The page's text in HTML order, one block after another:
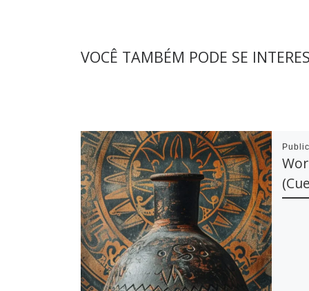
VOCÊ TAMBÉM PODE SE